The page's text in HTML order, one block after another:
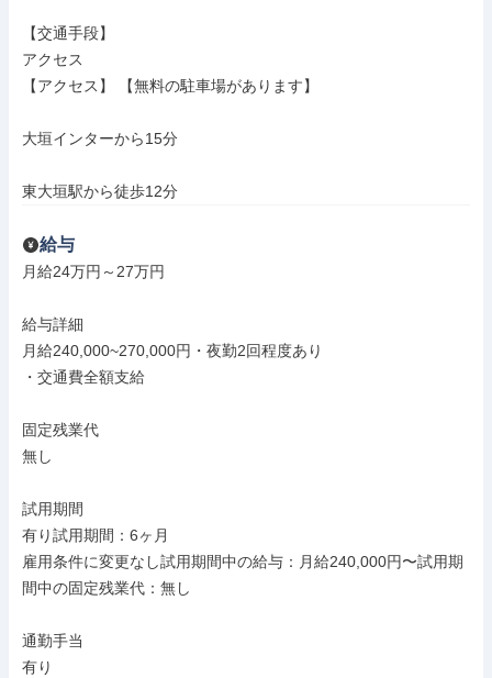
【交通手段】
アクセス
【アクセス】 【無料の駐車場があります】
大垣インターから15分
東大垣駅から徒歩12分
給与
月給24万円～27万円
給与詳細
月給240,000~270,000円・夜勤2回程度あり
・交通費全額支給
固定残業代
無し
試用期間
有り試用期間：6ヶ月
雇用条件に変更なし試用期間中の給与：月給240,000円〜試用期
間中の固定残業代：無し
通勤手当
有り